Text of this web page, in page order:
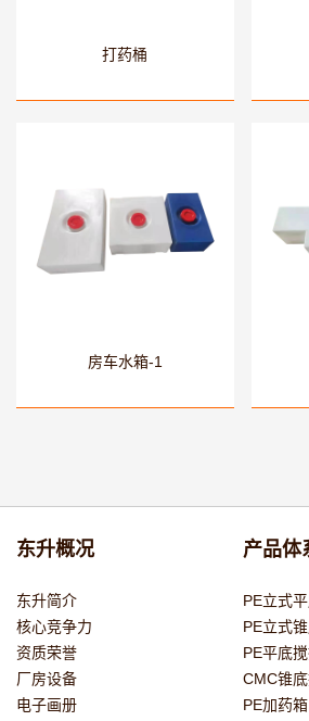
打药桶
房车水箱-1
东升概况
东升简介
核心竞争力
资质荣誉
厂房设备
电子画册
产品体
PE立式
PE立式
PE平底
CMC锥
PE加药箱